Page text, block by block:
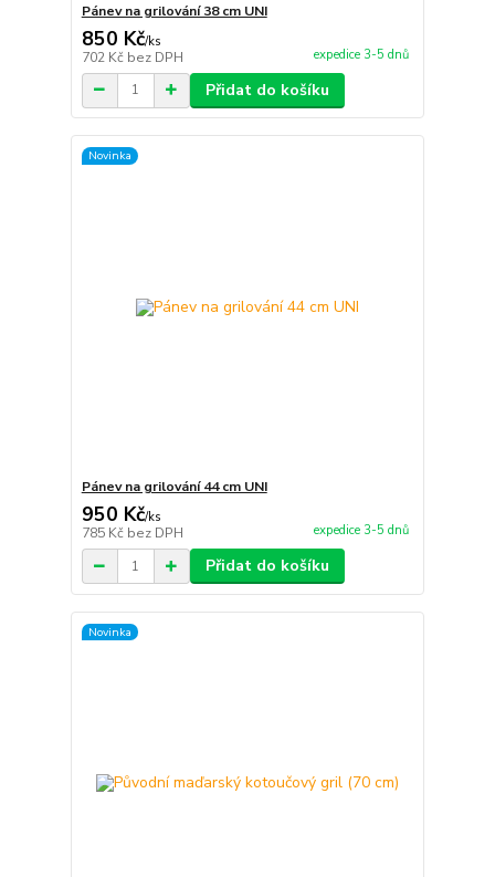
Pánev na grilování 38 cm UNI
850 Kč/ks
702 Kč bez DPH expedice 3-5 dnů
Přidat do košíku
Novinka
Pánev na grilování 44 cm UNI
950 Kč/ks
785 Kč bez DPH expedice 3-5 dnů
Přidat do košíku
Novinka